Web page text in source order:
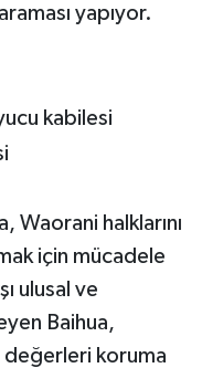
yapıyor.
Waorani halklarını
için mücadele
ulusal ve
Baihua,
koruma